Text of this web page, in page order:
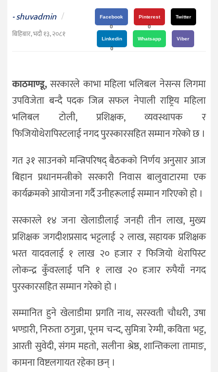
दर्शन
/
संस्कृति
राजनीति
-shuvadmin /
बिहिबार, भदौ १३, २०८१
Facebook
0
Pinterest
0
Twitter
Linkedin
0
Whatsapp Viber
काठमाण्डू,सरकारले काभा महिला भलिबल नेसन्स लिगमा
उपविजेता बन्दै पदक जित्न सफल नेपाली राष्ट्रिय महिला
भलिबल टोली, प्रशिक्षक, व्यवस्थापक र
फिजियोथेरापिस्टलाई नगद पुरस्कारसहित सम्मान गरेको छ ।
गत ३१ साउनको मन्त्रिपरिषद् बैठकको निर्णय अनुसार आज
बिहान प्रधानमन्त्रीको सरकारी निवास बालुवाटारमा एक
कार्यक्रमको आयोजना गर्दै उनीहरूलाई सम्मान गरिएको हो ।
सरकारले १४ जना खेलाडीलाई जनही तीन लाख, मुख्य
प्रशिक्षक जगदीशप्रसाद भट्टलाई २ लाख, सहायक प्रशिक्षक
भरत यादवलाई १ लाख २० हजार र फिजियो थेरापिस्ट
लोकन्द्र कुँवरलाई पनि १ लाख २० हजार रुपैयाँ नगद
पुरस्कारसहित सम्मान गरेको हो ।
सम्मानित हुने खेलाडीमा प्रगति नाथ, सरस्वती चौधरी, उषा
भण्डारी, निरुता ठगुन्ना, पूनम चन्द, सुमित्रा रेग्मी, कविता भट्ट,
आरती सुवेदी, संगम महतो, सलीना श्रेष्ठ, शान्तिकला तामाङ,
कामना विष्टलगायत रहेका छन् ।